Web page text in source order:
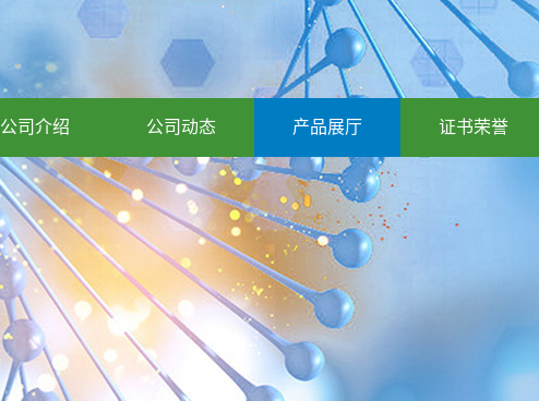
公司介绍 公司动态 产品展厅 证书荣誉